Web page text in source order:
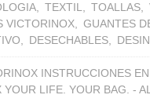
TEXTIL TOALLAS
VICTORINOX GUANTES
DESECHABLES
INSTRUCCIONES
YOUR LIFE. YOUR BAG. -